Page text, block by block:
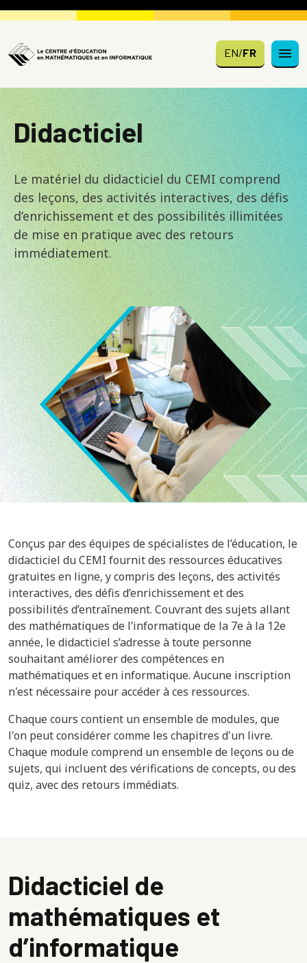
Skip to main content
EN/FR
Didacticiel
Le matériel du didacticiel du CEMI comprend
des leçons, des activités interactives, des défis
d’enrichissement et des possibilités illimitées
de mise en pratique avec des retours
immédiatement.
Image
Conçus par des équipes de spécialistes de l’éducation, le
didacticiel du CEMI fournit des ressources éducatives
gratuites en ligne, y compris des leçons, des activités
interactives, des défis d’enrichissement et des
possibilités d’entraînement. Couvrant des sujets allant
des mathématiques de l’informatique de la 7e à la 12e
année, le didacticiel s’adresse à toute personne
souhaitant améliorer des compétences en
mathématiques et en informatique. Aucune inscription
n'est nécessaire pour accéder à ces ressources.
Chaque cours contient un ensemble de modules, que
l'on peut considérer comme les chapitres d'un livre.
Chaque module comprend un ensemble de leçons ou de
sujets, qui incluent des vérifications de concepts, ou des
quiz, avec des retours immédiats.
Didacticiel de
mathématiques et
d’informatique